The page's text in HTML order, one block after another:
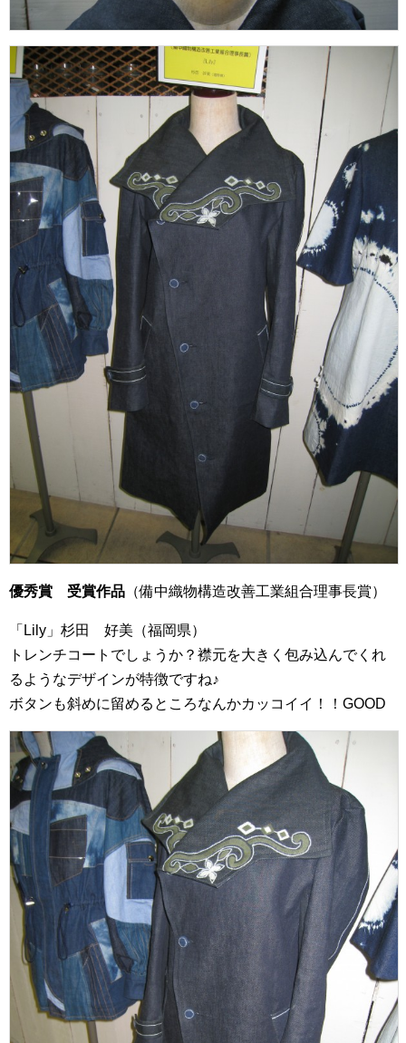
優秀賞 受賞作品 （備中織物構造改善工業組合理事長賞）
「Lily」杉田 好美（福岡県）
トレンチコートでしょうか？襟元を大きく包み込んでくれ
るようなデザインが特徴ですね♪
ボタンも斜めに留めるところなんかカッコイイ！！GOOD